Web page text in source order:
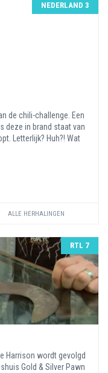
NEDERLAND 3
de chili-challenge. Een
deze in brand staat van
Letterlijk? Huh?! Wat
ALLE HERHALINGEN
RTL 7
Harrison wordt gevolgd
Gold & Silver Pawn